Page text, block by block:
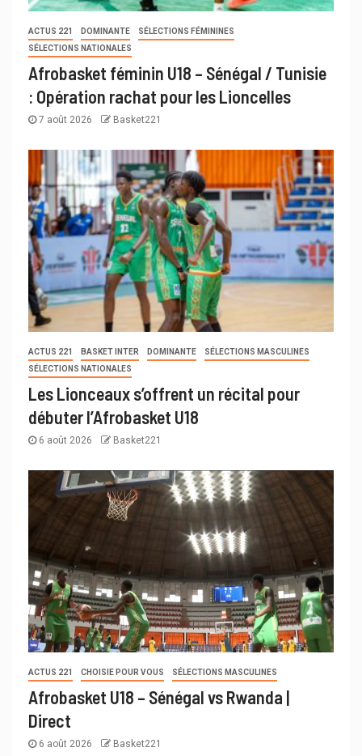
ACTUS 221 DOMINANTE
SÉLECTIONS FÉMININES
SÉLECTIONS NATIONALES
Afrobasket féminin U18 – Sénégal / Tunisie
: Opération rachat pour les Lioncelles
7 août 2026 Basket221
ACTUS 221 BASKET INTER DOMINANTE
SÉLECTIONS MASCULINES
SÉLECTIONS NATIONALES
Les Lionceaux s’offrent un récital pour
débuter l’Afrobasket U18
6 août 2026 Basket221
ACTUS 221 CHOISIE POUR VOUS SÉLECTIONS MASCULINES
Afrobasket U18 – Sénégal vs Rwanda |
Direct
6 août 2026 Basket221